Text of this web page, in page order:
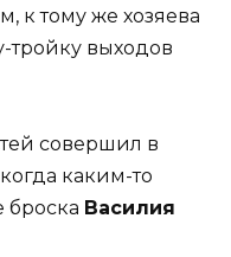
к тому же хозяева
тройку выходов
совершил в
каким-то
Василия